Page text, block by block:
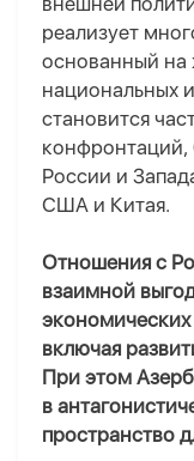
реализует
основанный на
национальных
становится
конфронтаций,
России и
США и Китая.
Отношения с
взаимной
экономических
включая
При этом
в
пространство